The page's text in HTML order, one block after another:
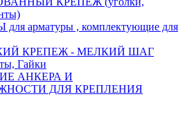
арматуры , комплектующие для
КРЕПЕЖ - МЕЛКИЙ ШАГ
Гайки
АНКЕРА И
ДЛЯ КРЕПЛЕНИЯ